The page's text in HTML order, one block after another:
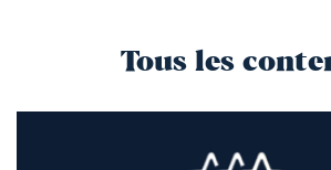
Tous les